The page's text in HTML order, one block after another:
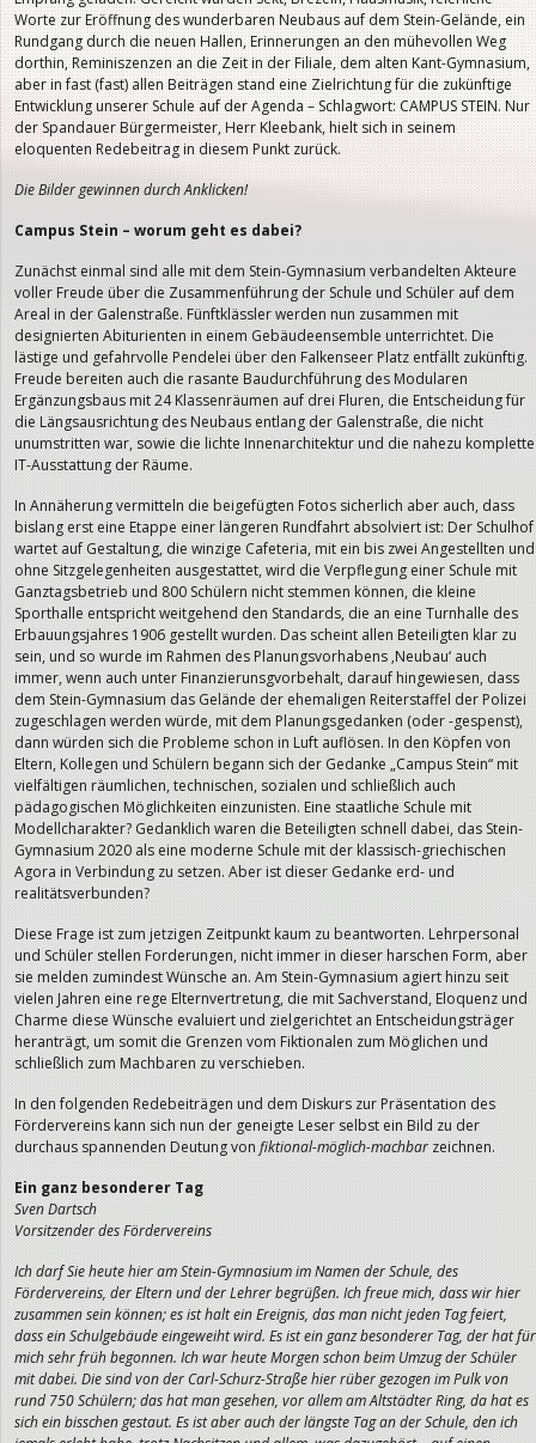
Worte zur Eröffnung des wunderbaren Neubaus auf dem Stein-Gelände, ein
Rundgang durch die neuen Hallen, Erinnerungen an den mühevollen Weg
dorthin, Reminiszenzen an die Zeit in der Filiale, dem alten Kant-Gymnasium,
aber in fast (fast) allen Beiträgen stand eine Zielrichtung für die zukünftige
Entwicklung unserer Schule auf der Agenda – Schlagwort: CAMPUS STEIN. Nur
der Spandauer Bürgermeister, Herr Kleebank, hielt sich in seinem
eloquenten Redebeitrag in diesem Punkt zurück.
Die Bilder gewinnen durch Anklicken!
Campus Stein – worum geht es dabei?
Zunächst einmal sind alle mit dem Stein-Gymnasium verbandelten Akteure
voller Freude über die Zusammenführung der Schule und Schüler auf dem
Areal in der Galenstraße. Fünftklässler werden nun zusammen mit
designierten Abiturienten in einem Gebäudeensemble unterrichtet. Die
lästige und gefahrvolle Pendelei über den Falkenseer Platz entfällt zukünftig.
Freude bereiten auch die rasante Baudurchführung des Modularen
Ergänzungsbaus mit 24 Klassenräumen auf drei Fluren, die Entscheidung für
die Längsausrichtung des Neubaus entlang der Galenstraße, die nicht
unumstritten war, sowie die lichte Innenarchitektur und die nahezu komplette
IT-Ausstattung der Räume.
In Annäherung vermitteln die beigefügten Fotos sicherlich aber auch, dass
bislang erst eine Etappe einer längeren Rundfahrt absolviert ist: Der Schulhof
wartet auf Gestaltung, die winzige Cafeteria, mit ein bis zwei Angestellten und
ohne Sitzgelegenheiten ausgestattet, wird die Verpflegung einer Schule mit
Ganztagsbetrieb und 800 Schülern nicht stemmen können, die kleine
Sporthalle entspricht weitgehend den Standards, die an eine Turnhalle des
Erbauungsjahres 1906 gestellt wurden. Das scheint allen Beteiligten klar zu
sein, und so wurde im Rahmen des Planungsvorhabens ‚Neubau‘ auch
immer, wenn auch unter Finanzierunsgvorbehalt, darauf hingewiesen, dass
dem Stein-Gymnasium das Gelände der ehemaligen Reiterstaffel der Polizei
zugeschlagen werden würde, mit dem Planungsgedanken (oder -gespenst),
dann würden sich die Probleme schon in Luft auflösen. In den Köpfen von
Eltern, Kollegen und Schülern begann sich der Gedanke „Campus Stein“ mit
vielfältigen räumlichen, technischen, sozialen und schließlich auch
pädagogischen Möglichkeiten einzunisten. Eine staatliche Schule mit
Modellcharakter? Gedanklich waren die Beteiligten schnell dabei, das Stein-
Gymnasium 2020 als eine moderne Schule mit der klassisch-griechischen
Agora in Verbindung zu setzen. Aber ist dieser Gedanke erd- und
realitätsverbunden?
Diese Frage ist zum jetzigen Zeitpunkt kaum zu beantworten. Lehrpersonal
und Schüler stellen Forderungen, nicht immer in dieser harschen Form, aber
sie melden zumindest Wünsche an. Am Stein-Gymnasium agiert hinzu seit
vielen Jahren eine rege Elternvertretung, die mit Sachverstand, Eloquenz und
Charme diese Wünsche evaluiert und zielgerichtet an Entscheidungsträger
heranträgt, um somit die Grenzen vom Fiktionalen zum Möglichen und
schließlich zum Machbaren zu verschieben.
In den folgenden Redebeiträgen und dem Diskurs zur Präsentation des
Fördervereins kann sich nun der geneigte Leser selbst ein Bild zu der
durchaus spannenden Deutung von fiktional-möglich-machbar zeichnen.
Ein ganz besonderer Tag
Sven Dartsch
Vorsitzender des Fördervereins
Ich darf Sie heute hier am Stein-Gymnasium im Namen der Schule, des
Fördervereins, der Eltern und der Lehrer begrüßen. Ich freue mich, dass wir hier
zusammen sein können; es ist halt ein Ereignis, das man nicht jeden Tag feiert,
dass ein Schulgebäude eingeweiht wird. Es ist ein ganz besonderer Tag, der hat für
mich sehr früh begonnen. Ich war heute Morgen schon beim Umzug der Schüler
mit dabei. Die sind von der Carl-Schurz-Straße hier rüber gezogen im Pulk von
rund 750 Schülern; das hat man gesehen, vor allem am Altstädter Ring, da hat es
sich ein bisschen gestaut. Es ist aber auch der längste Tag an der Schule, den ich